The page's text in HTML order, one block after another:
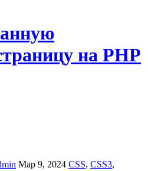
на PHP
Мар 9, 2024 CSS, CSS3,